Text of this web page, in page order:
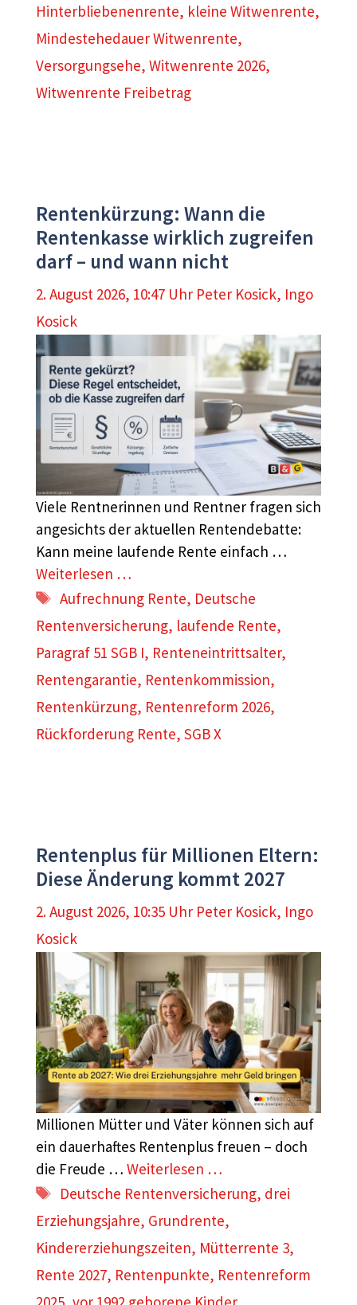
Hinterbliebenenrente, kleine Witwenrente,
Mindestehedauer Witwenrente,
Versorgungsehe, Witwenrente 2026,
Witwenrente Freibetrag
Rentenkürzung: Wann die
Rentenkasse wirklich zugreifen
darf – und wann nicht
2. August 2026, 10:47 Uhr Peter Kosick, Ingo
Kosick
Viele Rentnerinnen und Rentner fragen sich
angesichts der aktuellen Rentendebatte:
Kann meine laufende Rente einfach …
Weiterlesen …
Schlagwörter
Aufrechnung Rente, Deutsche
Rentenversicherung, laufende Rente,
Paragraf 51 SGB I, Renteneintrittsalter,
Rentengarantie, Rentenkommission,
Rentenkürzung, Rentenreform 2026,
Rückforderung Rente, SGB X
Rentenplus für Millionen Eltern:
Diese Änderung kommt 2027
2. August 2026, 10:35 Uhr Peter Kosick, Ingo
Kosick
Millionen Mütter und Väter können sich auf
ein dauerhaftes Rentenplus freuen – doch
die Freude … Weiterlesen …
Schlagwörter
Deutsche Rentenversicherung, drei
Erziehungsjahre, Grundrente,
Kindererziehungszeiten, Mütterrente 3,
Rente 2027, Rentenpunkte, Rentenreform